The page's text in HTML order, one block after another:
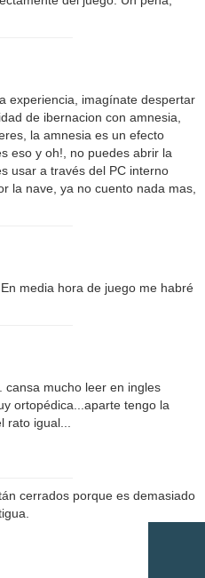
experiencia, imagínate despertar
de ibernacion con amnesia,
la amnesia es un efecto
eso y oh!, no puedes abrir la
usar a través del PC interno
la nave, ya no cuento nada mas,
media hora de juego me habré
cansa mucho leer en ingles
ortopédica...aparte tengo la
igual...
cerrados porque es demasiado